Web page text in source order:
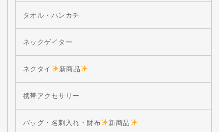
タオル・ハンカチ
ネックゲイター
ネクタイ 新商品
携帯アクセサリー
バッグ・名刺入れ・財布 新商品